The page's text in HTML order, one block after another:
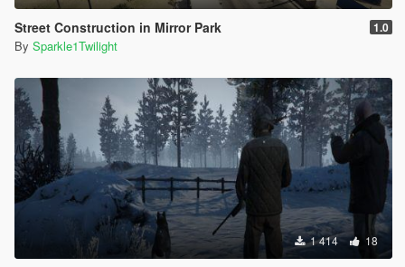
Street Construction in Mirror Park 1.0
By Sparkle1Twilight
1 414 18